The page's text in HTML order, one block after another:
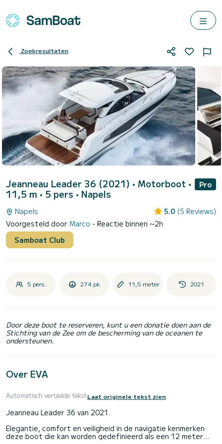
Zoekresultaten
Jeanneau Leader 36 (2021) • Motorboot •
11,5 m • 5 pers • Napels
Pro
Napels 5.0 (5 Reviews)
Voorgesteld door Marco - Reactie binnen ~2h
Samboat Club
5 pers. 274 pk 11,5 meter 2021
Door deze boot te reserveren, kunt u een donatie doen aan de
Stichting van de Zee om de bescherming van de oceanen te
ondersteunen.
Over EVA
Automatisch vertaalde tekstLaat originele tekst zien
Jeanneau Leader 36 van 2021.
Elegantie, comfort en veiligheid in de navigatie kenmerken
deze boot die kan worden gedefinieerd als een 12 meter